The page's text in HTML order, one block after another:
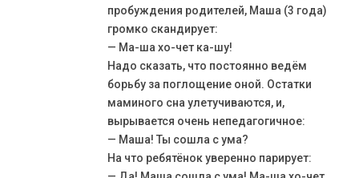
пробуждения родителей, Маша (3 года)
громко скандирует:
— Ма-ша хо-чет ка-шу!
Надо сказать, что постоянно ведём
борьбу за поглощение оной. Остатки
маминого сна улетучиваются, и,
вырывается очень непедагогичное:
— Маша! Ты сошла с ума?
На что ребятёнок уверенно парирует: